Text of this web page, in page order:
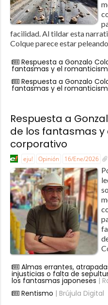
facilidad. Al tildar esta
Colque parece estar peleando
Respuesta a Gonzalo
fantasmas y el
Respuesta a Gonzalo
fantasmas y el
Respuesta a
de los fantasmas
corporativo
eju! Opinión 16/Ene/2026
Almas errantes,
injusticias o falta de
los fantasmas japoneses |
Rentismo | Brújula Digital